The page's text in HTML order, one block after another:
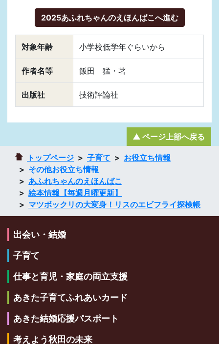
2025あふれちゃんのえほんばこへ進む
対象年齢 小学校低学年ぐらいから
作者名等 飯田 猛・著
出版社 技術評論社
トップページ 子育て
お役立ち情報
その他お役立ち情報
あふれちゃんのえほんばこ
絵本情報【毎週月曜更新】
マツボックリの大変身！リスのエビフライ探検帳
ページ上部へ戻る
出会い・結婚
子育て
仕事と育児・家庭の両立支援
あきた子育てふれあいカード
あきた結婚応援パスポート
考えよう秋田の未来